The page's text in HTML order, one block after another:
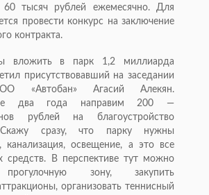
тысяч рублей ежемесячно. Для
провести конкурс на заключение
контракта.
вложить в парк 1,2 миллиарда
присутствовавший на заседании
«Автобан» Агасий Алекян.
два года направим 200 —
рублей на благоустройство
Скажу сразу, что парку нужны
канализация, освещение, а это все
средств. В перспективе тут можно
прогулочную зону, закупить
организовать теннисный